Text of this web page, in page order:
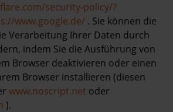
security-policy/?
www.google.de/ . Sie können die
Verarbeitung Ihrer Daten durch
indem Sie die Ausführung von
Browser deaktivieren oder einen
Browser installieren (diesen
www.noscript.net oder
).